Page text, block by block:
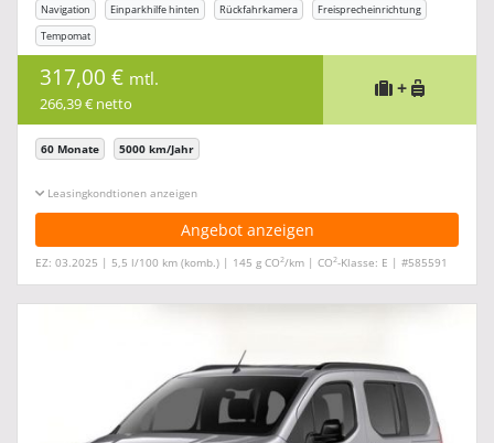
Navigation Einparkhilfe hinten Rückfahrkamera
Freisprecheinrichtung
Tempomat
317,00 € mtl.
266,39 € netto
+
60 Monate 5000 km/Jahr
Leasingkonditionen ein-/ausblenden
Angebot anzeigen
EZ: 03.2025 | 5,5 l/100 km (komb.) | 145 g CO2/km | CO2-Klasse: E | #585591